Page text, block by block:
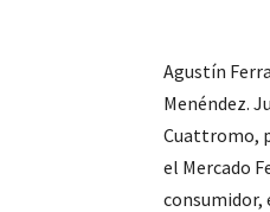
Agustín
Menéndez.
Cuattromo,
el Mercado
consumidor,